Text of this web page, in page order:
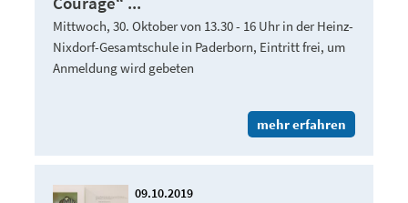
Mittwoch, 30. Oktober von 13.30 - 16 Uhr in der Heinz-
Nixdorf-Gesamtschule in Paderborn, Eintritt frei, um
Anmeldung wird gebeten
mehr erfahren
09.10.2019